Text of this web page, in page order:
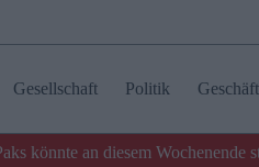
Gesellschaft Politik Geschäft
könnte an diesem Wochenende